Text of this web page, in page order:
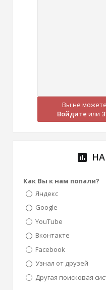
Вы не
Войдите или
poll
Как Вы к нам попали?
Яндекс
Google
YouTube
Вконтакте
Facebook
Узнал от друзей
Другая поисковая